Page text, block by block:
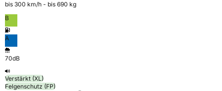
bis 300 km⁠/⁠h - bis 690 kg
B
A
70dB
Verstärkt (XL)
Felgenschutz (FP)